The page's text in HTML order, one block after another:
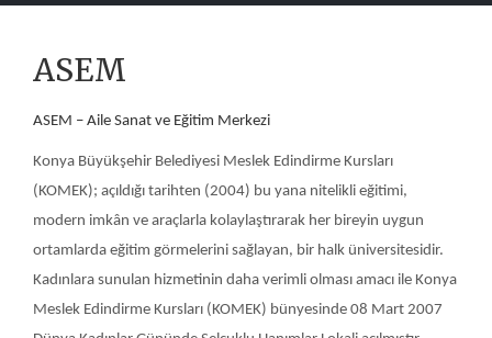
Dünya Kadınlar Gününde Selçuklu Hanımlar Lokali açılmıştır.
sanat-meslek kursları, aile eğitimi, gençlik ve spor merkezleri ile
kadınların sosyal hayata katıldığı Hanımlar Lokalleri; 2015
faaliyetlerini sürdürmektedir. Aile Sanat ve Eğitim
Merkezleri(ASEM)’de kadınlarımız MEB onaylı sertifikalı kursların
yanında spor ve yüzme etkinliklerine katılabilmektedir. Sauna ve
kreş hizmetlerinden faydalanabilmektedirler.
ASEM’ler; sanat-meslek kursları, aile eğitimi, gençlik ve spor
merkezleri ile kadınların sosyal hayata katıldığı eğitim öğretim ve